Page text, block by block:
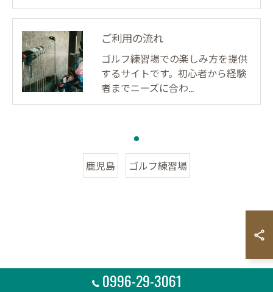
ご利用の流れ
ゴルフ練習場での楽しみ方を提供
するサイトです。初心者から経験
者までニーズに合わ…
鹿児島 ゴルフ練習場
0996-29-3061